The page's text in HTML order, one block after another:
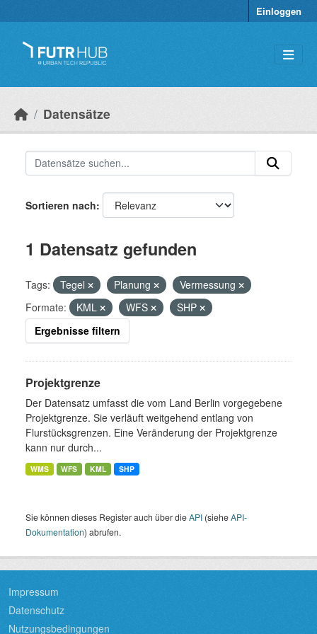
Einloggen
Datensätze
Sortieren nach
1 Datensatz gefunden
Tags: Tegel Planung
Vermessung
Formate:
KML WFS
SHP
Ergebnisse filtern
Projektgrenze
Der Datensatz umfasst die vom Land Berlin vorgegebene
Projektgrenze. Sie verläuft weitgehend entlang von
Flurstücksgrenzen. Eine Veränderung der Projektgrenze
kann nur durch...
WMS WFS KML SHP
Sie können dieses Register auch über dieAPI (sieheAPI-
Dokumentation) abrufen.
Impressum
Datenschutz
Nutzungsbedingungen